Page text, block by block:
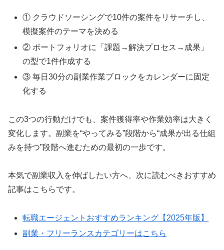
① クラウドソーシングで10件の案件をリサーチし、
模擬案件のテーマを決める
② ポートフォリオに「課題→解決プロセス→成果」
の型で1件作成する
③ 毎日30分の副業作業ブロックをカレンダーに固定
化する
この3つの行動だけでも、案件獲得率や作業効率は大きく
変化します。副業を“やってみる”段階から“成果が出る仕組
みを持つ”段階へ進むための最初の一歩です。
本気で副業収入を伸ばしたい方へ、次に読むべきおすすめ
記事はこちらです。
転職エージェントおすすめランキング【2025年版】
副業・フリーランスカテゴリーはこちら